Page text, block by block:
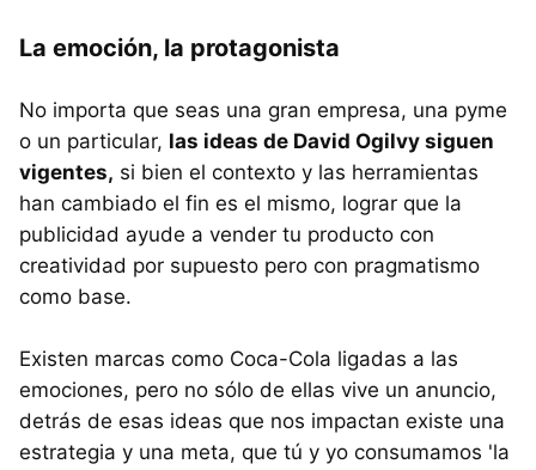
La emoción, la protagonista
No importa que seas una gran empresa, una pyme
o un particular, las ideas de David Ogilvy siguen
vigentes, si bien el contexto y las herramientas
han cambiado el fin es el mismo, lograr que la
publicidad ayude a vender tu producto con
creatividad por supuesto pero con pragmatismo
como base.
Existen marcas como Coca-Cola ligadas a las
emociones, pero no sólo de ellas vive un anuncio,
detrás de esas ideas que nos impactan existe una
estrategia y una meta, que tú y yo consumamos 'la